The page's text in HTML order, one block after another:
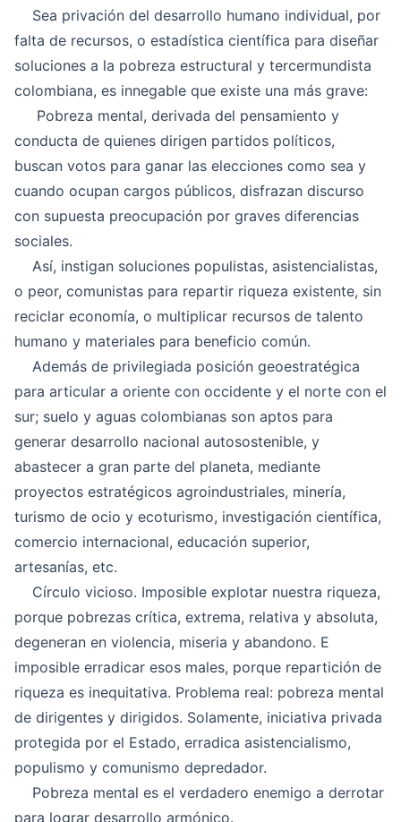
Sea privación del desarrollo humano individual, por
falta de recursos, o estadística científica para diseñar
soluciones a la pobreza estructural y tercermundista
colombiana, es innegable que existe una más grave:
Pobreza mental, derivada del pensamiento y
conducta de quienes dirigen partidos políticos,
buscan votos para ganar las elecciones como sea y
cuando ocupan cargos públicos, disfrazan discurso
con supuesta preocupación por graves diferencias
sociales.
Así, instigan soluciones populistas, asistencialistas,
o peor, comunistas para repartir riqueza existente, sin
reciclar economía, o multiplicar recursos de talento
humano y materiales para beneficio común.
Además de privilegiada posición geoestratégica
para articular a oriente con occidente y el norte con el
sur; suelo y aguas colombianas son aptos para
generar desarrollo nacional autosostenible, y
abastecer a gran parte del planeta, mediante
proyectos estratégicos agroindustriales, minería,
turismo de ocio y ecoturismo, investigación científica,
comercio internacional, educación superior,
artesanías, etc.
Círculo vicioso. Imposible explotar nuestra riqueza,
porque pobrezas crítica, extrema, relativa y absoluta,
degeneran en violencia, miseria y abandono. E
imposible erradicar esos males, porque repartición de
riqueza es inequitativa. Problema real: pobreza mental
de dirigentes y dirigidos. Solamente, iniciativa privada
protegida por el Estado, erradica asistencialismo,
populismo y comunismo depredador.
Pobreza mental es el verdadero enemigo a derrotar
para lograr desarrollo armónico.